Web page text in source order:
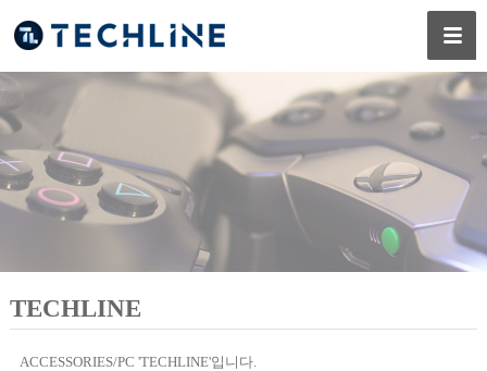
TECHLINE
ACCESSORIES/PC 'TECHLINE'입니다.